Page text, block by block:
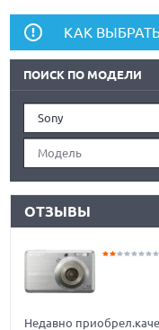
КАК
ПОИСК ПО МОДЕЛИ
Sony
Модель
ОТЗЫВЫ
Недавно